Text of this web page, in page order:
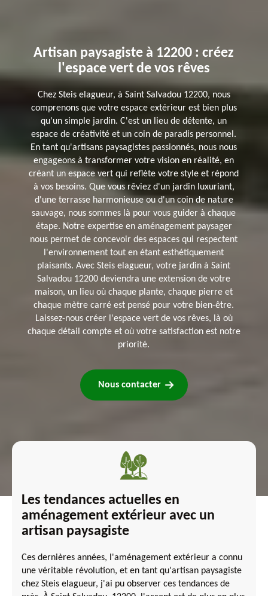
Artisan paysagiste à 12200 : créez
l'espace vert de vos rêves
Chez Steis elagueur, à Saint Salvadou 12200, nous
comprenons que votre espace extérieur est bien plus
qu'un simple jardin. C'est un lieu de détente, un
espace de créativité et un coin de paradis personnel.
En tant qu'artisans paysagistes passionnés, nous nous
engageons à transformer votre vision en réalité, en
créant un espace vert qui reflète votre style et répond
à vos besoins. Que vous rêviez d'un jardin luxuriant,
d'une terrasse harmonieuse ou d'un coin de nature
sauvage, nous sommes là pour vous guider à chaque
étape. Notre expertise en aménagement paysager
nous permet de concevoir des espaces qui respectent
l'environnement tout en étant esthétiquement
plaisants. Avec Steis elagueur, votre jardin à Saint
Salvadou 12200 deviendra une extension de votre
maison, un lieu où chaque plante, chaque pierre et
chaque mètre carré est pensé pour votre bien-être.
Laissez-nous créer l'espace vert de vos rêves, là où
chaque détail compte et où votre satisfaction est notre
priorité.
Nous contacter
Les tendances actuelles en
aménagement extérieur avec un
artisan paysagiste
Ces dernières années, l'aménagement extérieur a connu
une véritable révolution, et en tant qu'artisan paysagiste
chez Steis elagueur, j'ai pu observer ces tendances de